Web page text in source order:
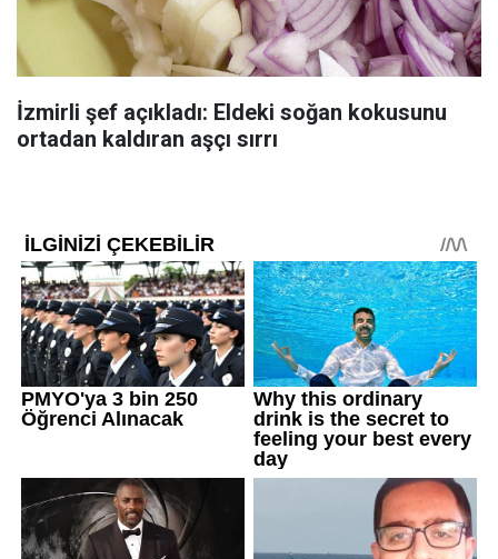
İzmirli şef açıkladı: Eldeki soğan kokusunu
ortadan kaldıran aşçı sırrı